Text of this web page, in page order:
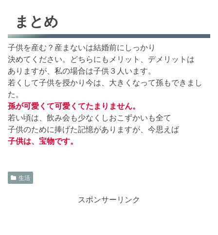
まとめ
子供を産む？産まないは結婚前にしっかり
決めてください。どちらにもメリット、デメリットは
ありますが、私の場合は子供３人います。
若くして子供を授かり今は、大きくなって孫もできまし
た。
孫が可愛くて可愛くてたまりません。
若い頃は、飲み会も少なくしおこずかいも全て
子供のために捧げた記憶がありますが、今思えば
子供は、宝物です。
生活
スポンサーリンク